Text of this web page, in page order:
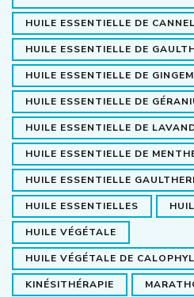
HUILE ESSENTIELLE DE
HUILE ESSENTIELLE DE
HUILE ESSENTIELLE DE
HUILE ESSENTIELLE DE
HUILE ESSENTIELLE DE
HUILE ESSENTIELLE DE
HUILE ESSENTIELLE
HUILE ESSENTIELLES
HUILE VÉGÉTALE
HUILE VÉGÉTALE DE
KINÉSITHÉRAPIE